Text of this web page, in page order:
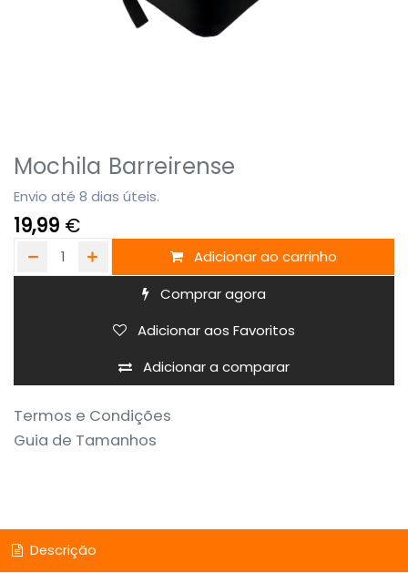
Mochila Barreirense
Envio até 8 dias úteis.
19,99 €
Adicionar ao carrinho
Comprar agora
Adicionar a comparar
Adicionar aos Favoritos
Termos e Condições
Guia de Tamanhos
Descrição